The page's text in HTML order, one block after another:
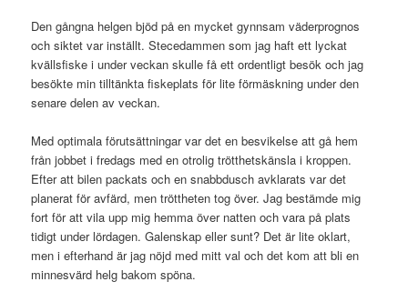
Den gångna helgen bjöd på en mycket gynnsam väderprognos
och siktet var inställt. Stecedammen som jag haft ett lyckat
kvällsfiske i under veckan skulle få ett ordentligt besök och jag
besökte min tilltänkta fiskeplats för lite förmäskning under den
senare delen av veckan.
Med optimala förutsättningar var det en besvikelse att gå hem
från jobbet i fredags med en otrolig trötthetskänsla i kroppen.
Efter att bilen packats och en snabbdusch avklarats var det
planerat för avfärd, men tröttheten tog över. Jag bestämde mig
fort för att vila upp mig hemma över natten och vara på plats
tidigt under lördagen. Galenskap eller sunt? Det är lite oklart,
men i efterhand är jag nöjd med mitt val och det kom att bli en
minnesvärd helg bakom spöna.